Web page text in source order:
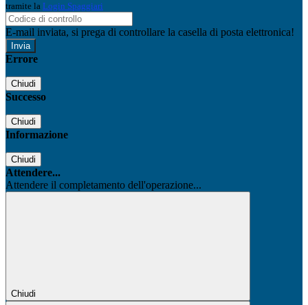
tramite la Login Spaggiari
E-mail inviata, si prega di controllare la casella di posta elettronica!
Errore
Chiudi
Successo
Chiudi
Informazione
Chiudi
Attendere...
Attendere il completamento dell'operazione...
Chiudi